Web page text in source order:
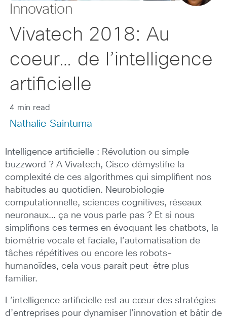
Innovation
Vivatech 2018: Au
coeur… de l’intelligence
artificielle
4 min read
Nathalie Saintuma
Intelligence artificielle : Révolution ou simple
buzzword ? A Vivatech, Cisco démystifie la
complexité de ces algorithmes qui simplifient nos
habitudes au quotidien. Neurobiologie
computationnelle, sciences cognitives, réseaux
neuronaux… ça ne vous parle pas ? Et si nous
simplifions ces termes en évoquant les chatbots, la
biométrie vocale et faciale, l’automatisation de
tâches répétitives ou encore les robots-
humanoïdes, cela vous parait peut-être plus
familier.
L’intelligence artificielle est au cœur des stratégies
d’entreprises pour dynamiser l’innovation et bâtir de